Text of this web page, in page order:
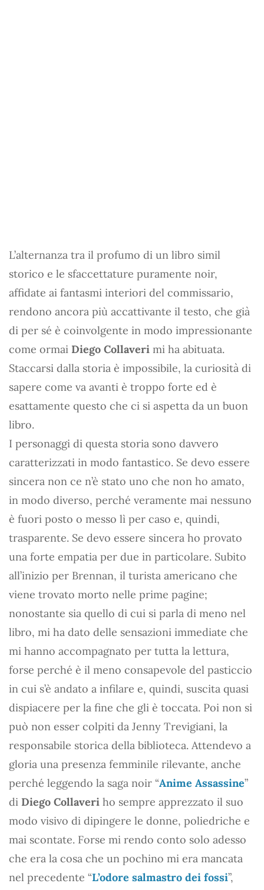
L’alternanza tra il profumo di un libro simil
storico e le sfaccettature puramente noir,
affidate ai fantasmi interiori del commissario,
rendono ancora più accattivante il testo, che già
di per sé è coinvolgente in modo impressionante
come ormai Diego Collaveri mi ha abituata.
Staccarsi dalla storia è impossibile, la curiosità di
sapere come va avanti è troppo forte ed è
esattamente questo che ci si aspetta da un buon
libro.
I personaggi di questa storia sono davvero
caratterizzati in modo fantastico. Se devo essere
sincera non ce n’è stato uno che non ho amato,
in modo diverso, perché veramente mai nessuno
è fuori posto o messo lì per caso e, quindi,
trasparente. Se devo essere sincera ho provato
una forte empatia per due in particolare. Subito
all’inizio per Brennan, il turista americano che
viene trovato morto nelle prime pagine;
nonostante sia quello di cui si parla di meno nel
libro, mi ha dato delle sensazioni immediate che
mi hanno accompagnato per tutta la lettura,
forse perché è il meno consapevole del pasticcio
in cui s’è andato a infilare e, quindi, suscita quasi
dispiacere per la fine che gli è toccata. Poi non si
può non esser colpiti da Jenny Trevigiani, la
responsabile storica della biblioteca. Attendevo a
gloria una presenza femminile rilevante, anche
perché leggendo la saga noir “Anime Assassine”
di Diego Collaveri ho sempre apprezzato il suo
modo visivo di dipingere le donne, poliedriche e
mai scontate. Forse mi rendo conto solo adesso
che era la cosa che un pochino mi era mancata
nel precedente “L’odore salmastro dei fossi”,